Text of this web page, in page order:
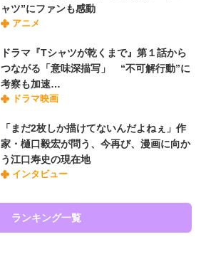
ャツ”にファンも感動
アニメ
ドラマ『Tシャツが乾くまで』第１話から
つながる「意味深描写」 “不可解行動”に
考察も加速…
ドラマ映画
「まだ2枚しか描けてないんだよねぇ」作
家・樋口毅宏が問う、今再び、漫画に向か
う江口寿史の現在地
インタビュー
ランキング一覧